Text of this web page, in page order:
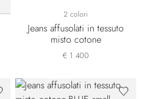
2 colori
Jeans affusolati in tessuto
misto cotone
€ 1.400